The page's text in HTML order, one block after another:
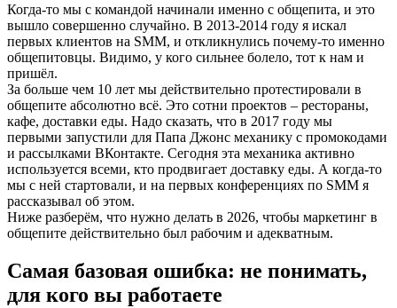
Когда-то мы с командой начинали именно с общепита, и это
вышло совершенно случайно. В 2013-2014 году я искал
первых клиентов на SMM, и откликнулись почему-то именно
общепитовцы. Видимо, у кого сильнее болело, тот к нам и
пришёл.
За больше чем 10 лет мы действительно протестировали в
общепите абсолютно всё. Это сотни проектов – рестораны,
кафе, доставки еды. Надо сказать, что в 2017 году мы
первыми запустили для Папа Джонс механику с промокодами
и рассылками ВКонтакте. Сегодня эта механика активно
используется всеми, кто продвигает доставку еды. А когда-то
мы с ней стартовали, и на первых конференциях по SMM я
рассказывал об этом.
Ниже разберём, что нужно делать в 2026, чтобы маркетинг в
общепите действительно был рабочим и адекватным.
Самая базовая ошибка: не понимать,
для кого вы работаете